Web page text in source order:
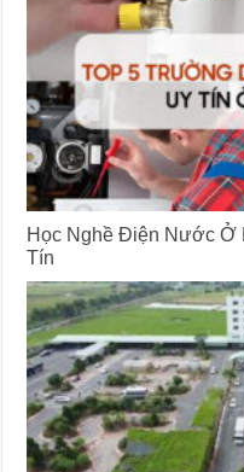
Học Nghề Điện Nước Ở
Tín